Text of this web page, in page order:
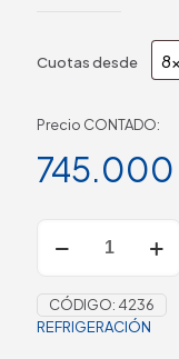
Cuotas desde
Precio CONTADO:
745.000
CÓDIGO: 4236
REFRIGERACIÓN